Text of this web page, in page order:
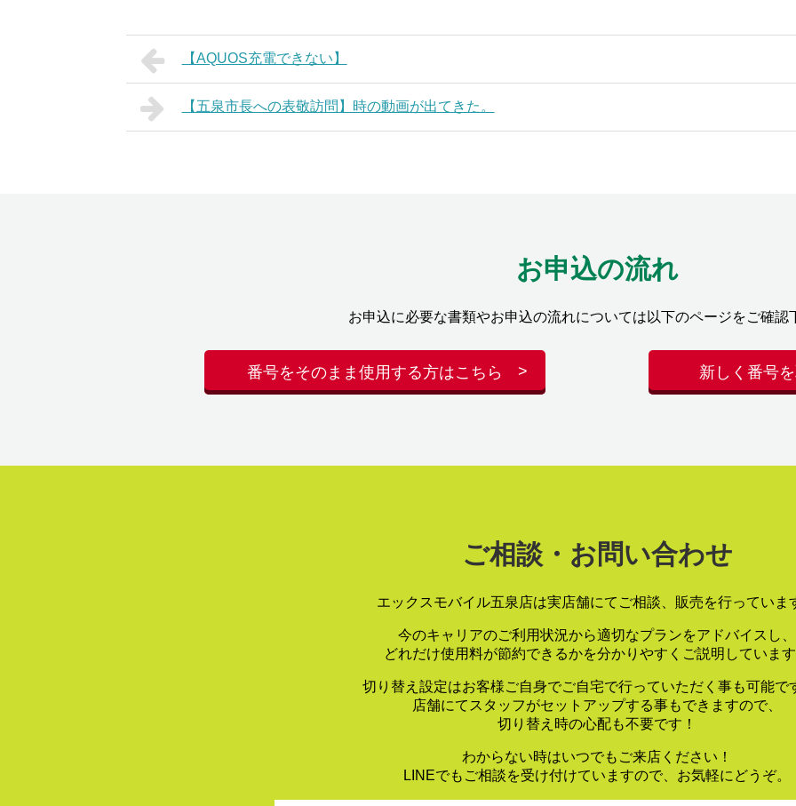
【AQUOS充電できない】
【五泉市長への表敬訪問】時の動画が出てきた。
お申込の流れ
お申込に必要な書類やお申込の流れについては以下のページをご確認
番号をそのまま使用する方はこちら 新しく番号
ご相談・お問い合わせ
エックスモバイル五泉店は実店舗にてご相談、販売を行っていま
今のキャリアのご利用状況から適切なプランをアドバイスし、
どれだけ使用料が節約できるかを分かりやすくご説明していま
切り替え設定はお客様ご自身でご自宅で行っていただく事も可能で
店舗にてスタッフがセットアップする事もできますので、
切り替え時の心配も不要です！
わからない時はいつでもご来店ください！
LINEでもご相談を受け付けていますので、お気軽にどうぞ。